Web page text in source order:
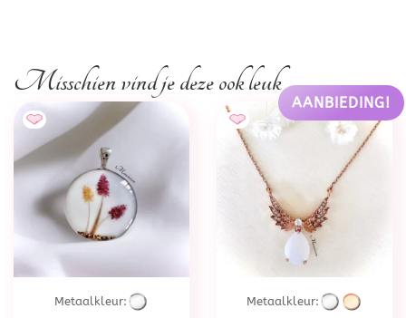
Misschien vind je deze ook leuk
Metaalkleur:
AANBIEDING!
Metaalkleur: